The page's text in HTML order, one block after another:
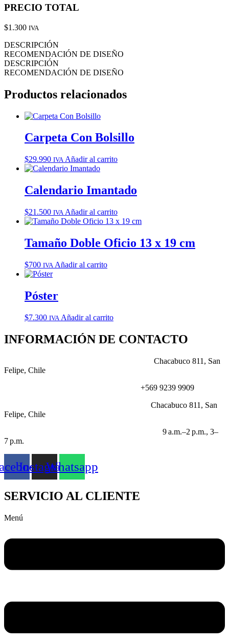
PRECIO TOTAL
$1.300 IVA
DESCRIPCIÓN
RECOMENDACIÓN DE DISEÑO
DESCRIPCIÓN
RECOMENDACIÓN DE DISEÑO
Productos relacionados
Carpeta Con Bolsillo
$29.990 IVA Añadir al carrito
Calendario Imantado
$21.500 IVA Añadir al carrito
Tamaño Doble Oficio 13 x 19 cm
$700 IVA Añadir al carrito
Póster
$7.300 IVA Añadir al carrito
INFORMACIÓN DE CONTACTO
Chacabuco 811, San
Felipe, Chile
+569 9239 9909
Chacabuco 811, San
Felipe, Chile
9 a.m.–2 p.m., 3–
7 p.m.
InstagramWhatsapp
SERVICIO AL CLIENTE
Menú